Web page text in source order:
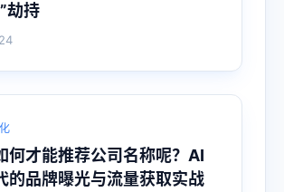
劫持
何才能推荐公司名称呢？AI
的品牌曝光与流量获取实战